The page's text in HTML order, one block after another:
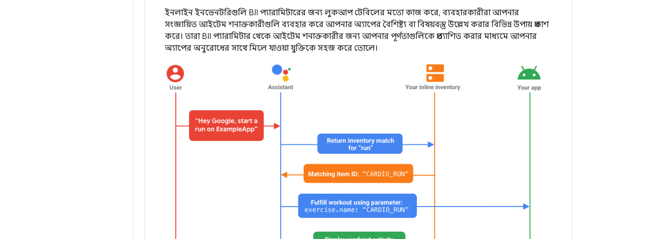
ইনলাইন ইনভেনটরিগুলি BII প্যারামিটারের জন্য লুকআপ টেবিলের মতো কাজ করে, ব্যবহারকারীরা আপনার
সংজ্ঞায়িত আইটেম শনাক্তকারীগুলি ব্যবহার করে আপনার অ্যাপের বৈশিষ্ট্য বা বিষয়বস্তু উল্লেখ করার বিভিন্ন উপায় প্রকাশ
করে। তারা BII প্যারামিটার থেকে আইটেম শনাক্তকারীর জন্য আপনার পূর্ণতাগুলিকে প্রত্যাশিত করার মাধ্যমে আপনার
অ্যাপের অনুরোধের সাথে মিলে যাওয়া যুক্তিকে সহজ করে তোলে।